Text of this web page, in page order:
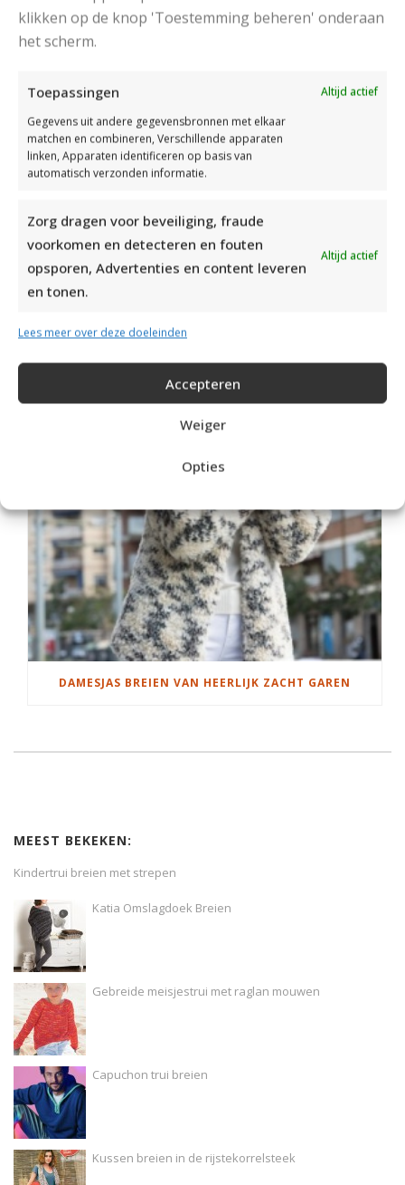
klikken op de knop 'Toestemming beheren' onderaan
het scherm.
Toepassingen
Altijd actief
Gegevens uit andere gegevensbronnen met elkaar
matchen en combineren, Verschillende apparaten
linken, Apparaten identificeren op basis van
automatisch verzonden informatie.
Zorg dragen voor beveiliging, fraude
voorkomen en detecteren en fouten
opsporen, Advertenties en content leveren
en tonen.
Altijd actief
Lees meer over deze doeleinden
Accepteren
Weiger
Opties
DAMESJAS BREIEN VAN HEERLIJK ZACHT GAREN
MEEST BEKEKEN:
Kindertrui breien met strepen
Katia Omslagdoek Breien
Gebreide meisjestrui met raglan mouwen
Capuchon trui breien
Kussen breien in de rijstekorrelsteek